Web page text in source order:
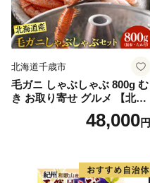
北海道千歳市
毛ガニ しゃぶしゃぶ 800g む
き お取り寄せ グルメ 【北海
道】【札幌バルナバフーズ】
48,000円